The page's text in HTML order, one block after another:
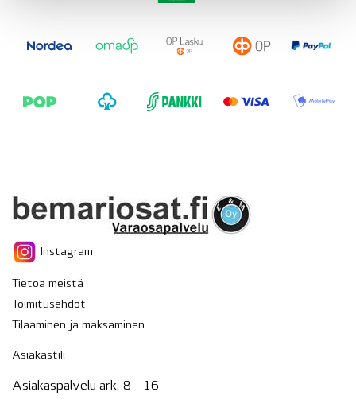
Instagram
Tietoa meistä
Toimitusehdot
Tilaaminen ja maksaminen
Asiakastili
Asiakaspalvelu ark. 8 – 16